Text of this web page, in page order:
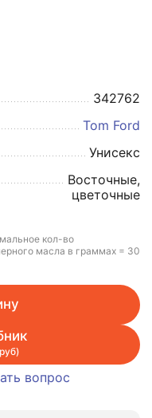
342762
Tom Ford
Унисекс
Восточные,
цветочные
кол-во
масла в граммах = 30
вопрос